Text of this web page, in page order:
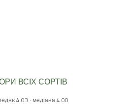
ВСІХ СОРТІВ
4.03 · медіана 4.00